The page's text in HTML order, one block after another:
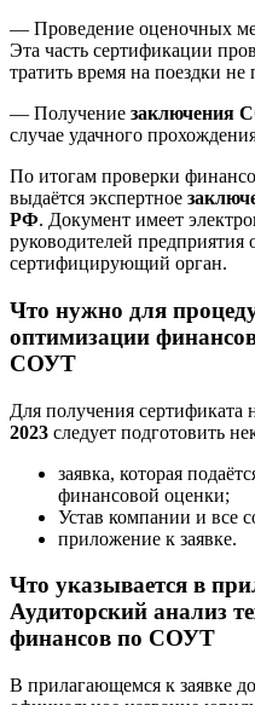
— Проведение оценочных
Эта часть сертификации
тратить время на поездки не
— Получение заключения
случае удачного
По итогам проверки
выдаётся экспертное
РФ. Документ имеет
руководителей предприятия
сертифицирующий орган.
Что нужно для
оптимизации
СОУТ
Для получения сертификата
2023 следует подготовить
заявка, которая
финансовой оценки;
Устав компании и все
приложение к заявке.
Что указывается в
Аудиторский анализ
финансов по СОУТ
В прилагающемся к заявке